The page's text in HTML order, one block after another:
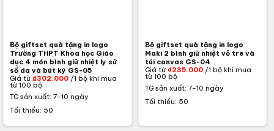
Bộ giftset quà tặng in logo
Trường THPT Khoa học Giáo
dục 4 món bình giữ nhiệt ly sứ
sổ da và bút ký GS-05
Giá từ ₫302.000 /1 bộ khi mua
từ 100 bộ
TG sản xuất: 7-10 ngày
Tối thiểu: 50
Bộ giftset quà tặng in logo
Maki 2 bình giữ nhiệt vỏ tre và
túi canvas GS-04
Giá từ ₫235.000/1 bộ khi mua
từ 100 bộ
TG sản xuất: 7-10 ngày
Tối thiểu: 50